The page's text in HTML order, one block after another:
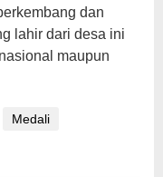
dan
lahir dari desa ini
maupun
Medali